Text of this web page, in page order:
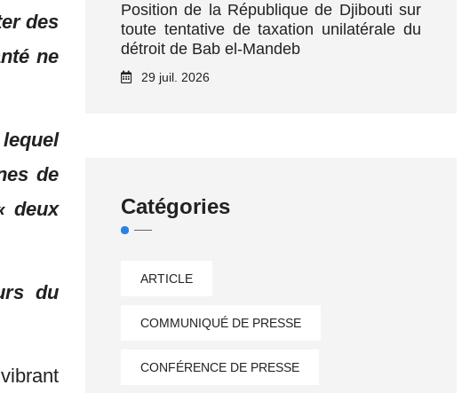
des
ne
de
deux
du
Position de la République de Djibouti sur
toute tentative de taxation unilatérale du
détroit de Bab el‑Mandeb
29 juil. 2026
Catégories
ARTICLE
COMMUNIQUÉ DE PRESSE
CONFÉRENCE DE PRESSE